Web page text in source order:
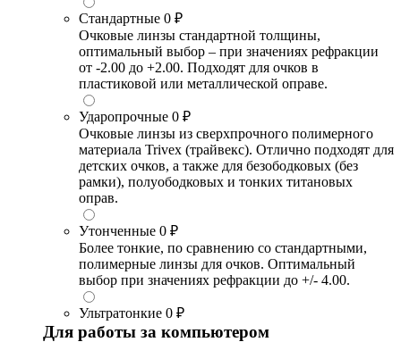
Стандартные 0 ₽
Очковые линзы стандартной толщины,
оптимальный выбор – при значениях рефракции
от -2.00 до +2.00. Подходят для очков в
пластиковой или металлической оправе.
Ударопрочные 0 ₽
Очковые линзы из сверхпрочного полимерного
материала Trivex (трайвекс). Отлично подходят для
детских очков, а также для безободковых (без
рамки), полуободковых и тонких титановых
оправ.
Утонченные 0 ₽
Более тонкие, по сравнению со стандартными,
полимерные линзы для очков. Оптимальный
выбор при значениях рефракции до +/- 4.00.
Ультратонкие 0 ₽
Для работы за компьютером